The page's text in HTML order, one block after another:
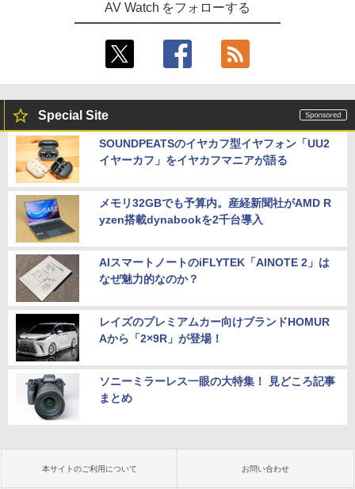
AV Watch をフォローする
Special Site
SOUNDPEATSのイヤカフ型イヤフォン「UU2
イヤーカフ」をイヤカフマニアが語る
メモリ32GBでも予算内。産経新聞社がAMD R
yzen搭載dynabookを2千台導入
AIスマートノートのiFLYTEK「AINOTE 2」は
なぜ魅力的なのか？
レイズのプレミアムカー向けブランドHOMUR
Aから「2×9R」が登場！
ソニーミラーレス一眼の大特集！ 見どころ記事
まとめ
本サイトのご利用について お問い合わせ